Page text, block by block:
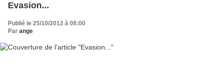
Evasion...
Publié le 25/10/2012 à 08:00
Par ange